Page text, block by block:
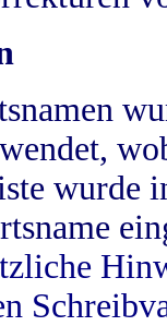
wurde